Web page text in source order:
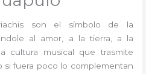
son el símbolo de la
al amor, a la tierra, a la
cultura musical que trasmite
si fuera poco lo complementan